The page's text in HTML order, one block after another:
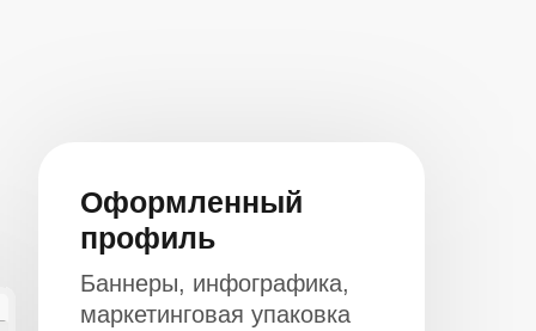
Оформленный
профиль
Баннеры, инфографика,
маркетинговая упаковка